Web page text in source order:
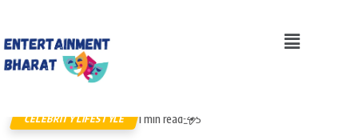
CELEBRITY LIFESTYLE 1 min read 5